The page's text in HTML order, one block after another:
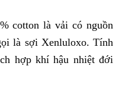
cotton là vải có nguồn
là sợi Xenluloxo. Tính
hợp khí hậu nhiệt đới